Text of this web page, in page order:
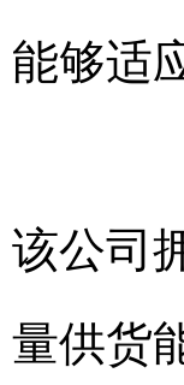
能够适
该公司
量供货